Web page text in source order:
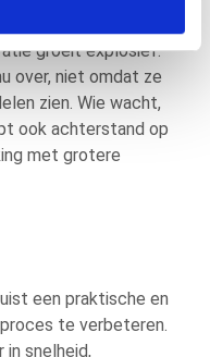
groeit explosief.
over, niet omdat ze
zien. Wie wacht,
ook achterstand op
met grotere
een praktische en
te verbeteren.
in snelheid,